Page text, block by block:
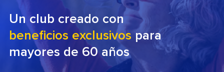
Un club creado con
beneficios exclusivos para
mayores de 60 años